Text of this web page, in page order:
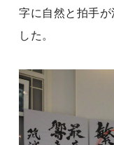
字に自然と拍手
した。